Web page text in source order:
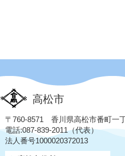
高松市
〒760-8571 香川県高松市番町一
電話:087-839-2011（代表）
法人番号1000020372013